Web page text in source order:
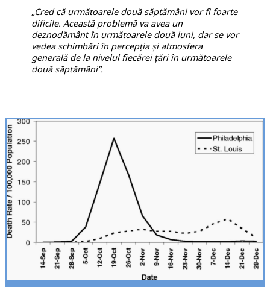
„Cred că următoarele două săptămâni vor fi foarte
dificile. Această problemă va avea un
deznodământ în următoarele două luni, dar se vor
vedea schimbări în percepția și atmosfera
generală de la nivelul fiecărei țări în următoarele
două săptămâni”.